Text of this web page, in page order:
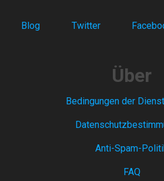
Blog Twitter
Über
Bedingungen der
Anti-Spam-
FAQ